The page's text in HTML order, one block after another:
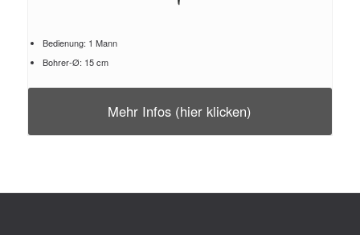
Bedienung: 1 Mann
Bohrer-Ø: 15 cm
Mehr Infos (hier klicken)